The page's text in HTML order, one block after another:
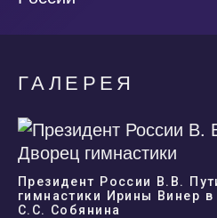
ГАЛЕРЕЯ
Президент России В.В.
гимнастики Ирины Винер
С.С. Собянина